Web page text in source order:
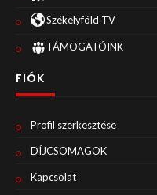
Székelyföld TV
TÁMOGATÓINK
FIÓK
Profil szerkesztése
DÍJCSOMAGOK
Kapcsolat